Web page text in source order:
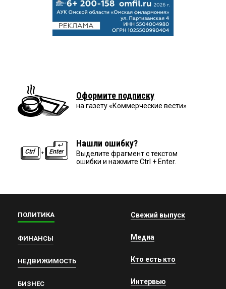
Оформите подписку
на газету «Коммерческие вести»
Нашли ошибку?
Выделите фрагмент с текстом
ошибки и нажмите Ctrl + Enter.
ПОЛИТИКА
ФИНАНСЫ
НЕДВИЖИМОСТЬ
БИЗНЕС
Свежий выпуск
Медиа
Кто есть кто
Интервью